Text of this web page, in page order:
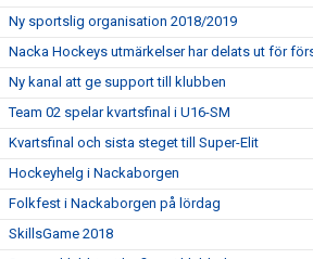
Ny sportslig organisation 2018/2019
Nacka Hockeys utmärkelser har delats ut för
Ny kanal att ge support till klubben
Team 02 spelar kvartsfinal i U16-SM
Kvartsfinal och sista steget till Super-Elit
Hockeyhelg i Nackaborgen
Folkfest i Nackaborgen på lördag
SkillsGame 2018